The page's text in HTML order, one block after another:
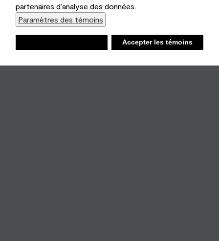
partenaires d’analyse des données.
Paramètres des témoins
Accepter les témoins
Liste d’achats